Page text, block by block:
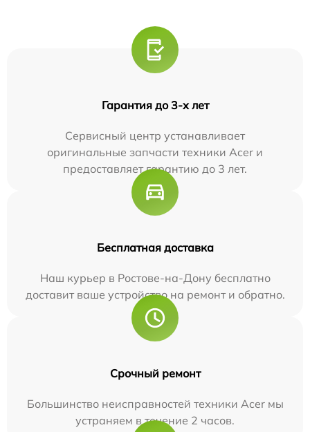
Гарантия до 3-х лет
Сервисный центр устанавливает
оригинальные запчасти техники Acer и
предоставляет гарантию до 3 лет.
Бесплатная доставка
Наш курьер в Ростове-на-Дону бесплатно
доставит ваше устройство на ремонт и обратно.
Срочный ремонт
Большинство неисправностей техники Acer мы
устраняем в течение 2 часов.